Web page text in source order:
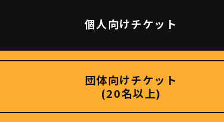
個人向けチケット
団体向けチケット
(20名以上)